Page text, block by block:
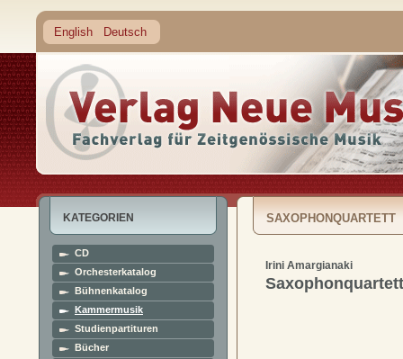
English Deutsch
KATEGORIEN
CD
Orchesterkatalog
Bühnenkatalog
Kammermusik
Studienpartituren
Bücher
SAXOPHONQUARTETT
Irini Amargianaki
Saxophonquartett